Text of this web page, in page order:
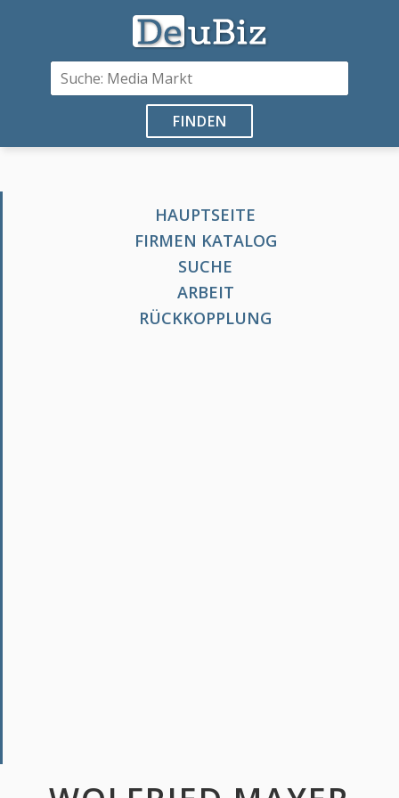
FINDEN
HAUPTSEITE
FIRMEN KATALOG
SUCHE
ARBEIT
RÜCKKOPPLUNG